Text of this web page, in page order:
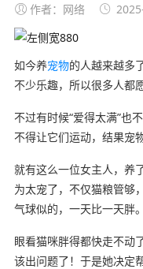
作者：网络
如今养宠物的人越来越多
不少乐趣，所以很多人都
不过有时候“爱得太满”
不得让它们运动，结果宠
就有这么一位女主人，养
为太宠了，不仅猫粮管够
气球似的，一天比一天胖。
眼看猫咪胖得都快走不动
该出问题了！于是她决定